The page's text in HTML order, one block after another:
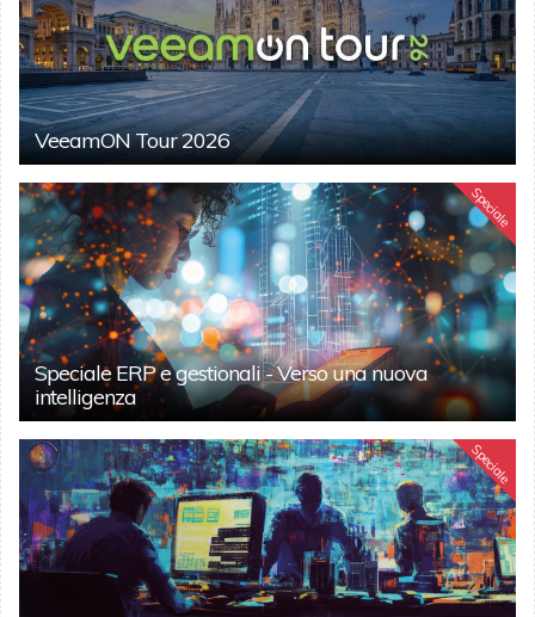
VeeamON Tour 2026
Speciale
Speciale ERP e gestionali - Verso una nuova
intelligenza
Speciale